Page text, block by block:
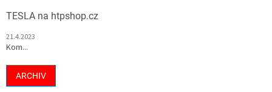
TESLA na htpshop.cz
21.4.2023
Kom...
ARCHIV